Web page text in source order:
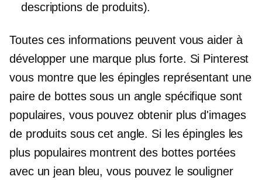
descriptions de produits).
Toutes ces informations peuvent vous aider à
développer une marque plus forte. Si Pinterest
vous montre que les épingles représentant une
paire de bottes sous un angle spécifique sont
populaires, vous pouvez obtenir plus d'images
de produits sous cet angle. Si les épingles les
plus populaires montrent des bottes portées
avec un jean bleu, vous pouvez le souligner